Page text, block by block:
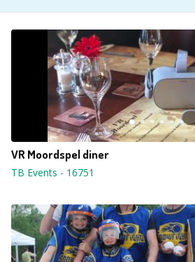
VR Moordspel diner
TB Events - 16751